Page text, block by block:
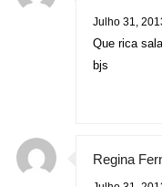
Julho 31,
Que rica
bjs
Regina